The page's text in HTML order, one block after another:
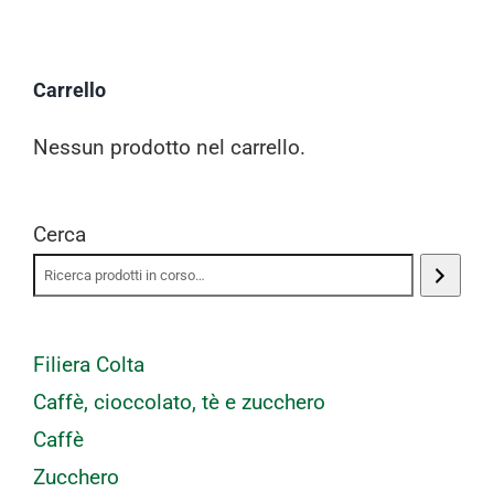
Carrello
Nessun prodotto nel carrello.
Cerca
Filiera Colta
Caffè, cioccolato, tè e zucchero
Caffè
Zucchero